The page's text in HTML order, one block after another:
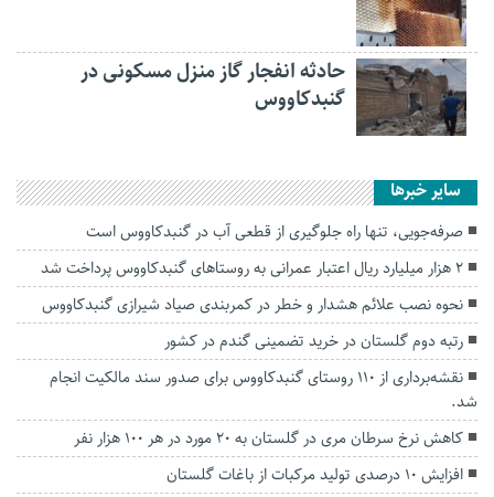
حادثه انفجار گاز منزل مسکونی در
گنبدکاووس
سایر خبرها
صرفه‌جویی، تنها راه جلوگیری از قطعی آب در گنبدکاووس است
۲ هزار میلیارد ریال اعتبار عمرانی به روستاهای گنبدکاووس پرداخت شد
نحوه نصب علائم هشدار و خطر در کمربندی صیاد شیرازی گنبدکاووس
رتبه دوم گلستان در خرید تضمینی گندم در کشور
نقشه‌برداری از ۱۱۰ روستای گنبدکاووس برای صدور سند مالکیت انجام
شد.
کاهش نرخ سرطان مری در گلستان به ۲۰ مورد در هر ۱۰۰ هزار نفر
افزایش ۱۰ درصدی تولید مرکبات از باغات گلستان